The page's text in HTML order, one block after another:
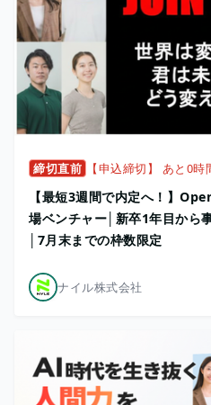
締切直前 【申込締切】 あと0時
【最短3週間で内定へ！】
場ベンチャー│新卒1年目から
│7月末までの枠数限定
ナイル株式会社